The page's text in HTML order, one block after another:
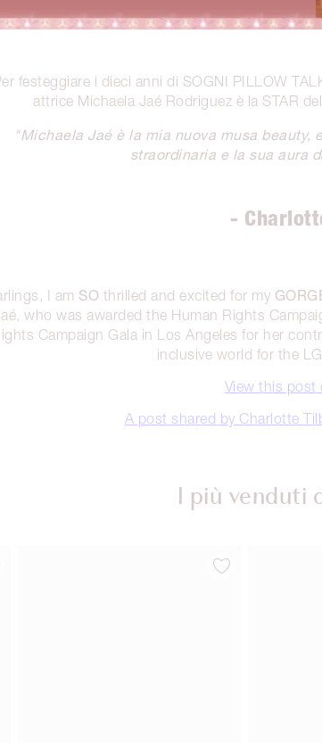
festeggiare i dieci anni di SOGNI PILLOW
attrice Michaela Jaé Rodriguez è la STAR
"Michaela Jaé è la mia nuova musa
straordinaria e la sua aura
-
I am SO thrilled and excited for my
who was awarded the Human Rights
Campaign Gala in Los Angeles for her
inclusive world for the
View this post
A post shared by Charlotte
I più venduti
Articolo 2 di 14